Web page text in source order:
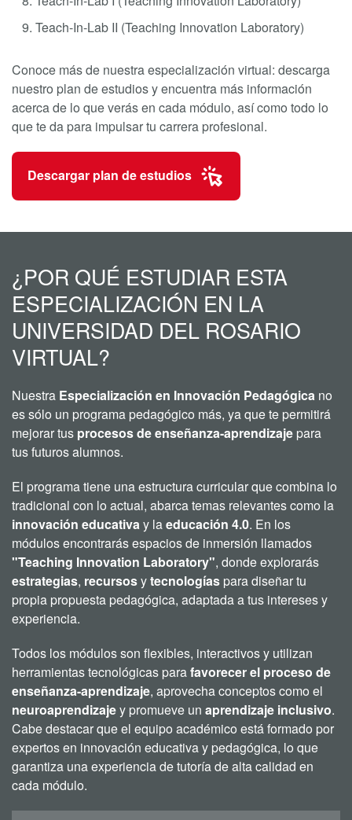
Teach-In-Lab II (Teaching Innovation Laboratory)
Conoce más de nuestra especialización virtual: descarga
nuestro plan de estudios y encuentra más información
acerca de lo que verás en cada módulo, así como todo lo
que te da para impulsar tu carrera profesional.
Descargar plan de estudios
¿POR QUÉ ESTUDIAR ESTA
ESPECIALIZACIÓN EN LA
UNIVERSIDAD DEL ROSARIO
VIRTUAL?
Nuestra Especialización en Innovación Pedagógica no
es sólo un programa pedagógico más, ya que te permitirá
mejorar tus procesos de enseñanza-aprendizaje para
tus futuros alumnos.
El programa tiene una estructura curricular que combina lo
tradicional con lo actual, abarca temas relevantes como la
innovación educativay laeducación 4.0. En los
módulos encontrarás espacios de inmersión llamados
"Teaching Innovation Laboratory", donde explorarás
estrategias, recursosytecnologías para diseñar tu
propia propuesta pedagógica, adaptada a tus intereses y
experiencia.
Todos los módulos son flexibles, interactivos y utilizan
herramientas tecnológicas parafavorecer el proceso de
enseñanza-aprendizaje, aprovecha conceptos como el
neuroaprendizajey promueve un aprendizaje inclusivo.
Cabe destacar que el equipo académico está formado por
expertos en innovación educativa y pedagógica, lo que
garantiza una experiencia de tutoría de alta calidad en
cada módulo.